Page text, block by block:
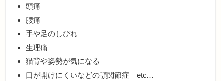
頭痛
腰痛
手や足のしびれ
生理痛
猫背や姿勢が気になる
口が開けにくいなどの顎関節症 etc…